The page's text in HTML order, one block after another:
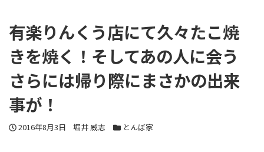
有楽りんくう店にて久々たこ焼
きを焼く！そしてあの人に会う
さらには帰り際にまさかの出来
事が！
投稿日
2016年8月3日 著者
堀井 威志 カテゴリー
とんぼ家